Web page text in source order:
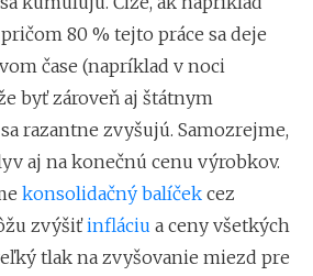
80 % tejto práce sa deje
čase (napríklad v noci
byť zároveň aj štátnym
razantne zvyšujú. Samozrejme,
aj na konečnú cenu výrobkov.
konsolidačný balíček cez
zvýšiťinfláciu a ceny všetkých
tlak na zvyšovanie miezd pre